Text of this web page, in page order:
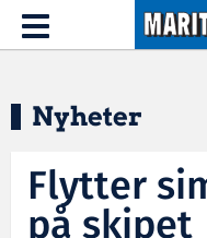
Hopp til hovedinnhold
Toggle
navigation
Nyheter
Flytter